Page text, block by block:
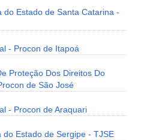
do Estado de Santa Catarina -
- Procon de Itapoá
Proteção Dos Direitos Do
de São José
- Procon de Araquari
do Estado de Sergipe - TJSE